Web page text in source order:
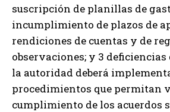
suscripción de planillas de
incumplimiento de plazos de
rendiciones de cuentas y de
observaciones; y 3
la autoridad deberá
procedimientos que permitan
cumplimiento de los acuerdos